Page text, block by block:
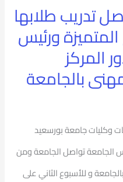
تدريب طلابها
ورئيس
المركز
بالجامعة
وكليات جامعة بورسعيد
الجامعة تواصل الجامعة ومن
و للأسبوع الثاني على